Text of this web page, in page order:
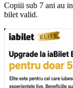
Copiii sub 7 ani au
bilet valid.